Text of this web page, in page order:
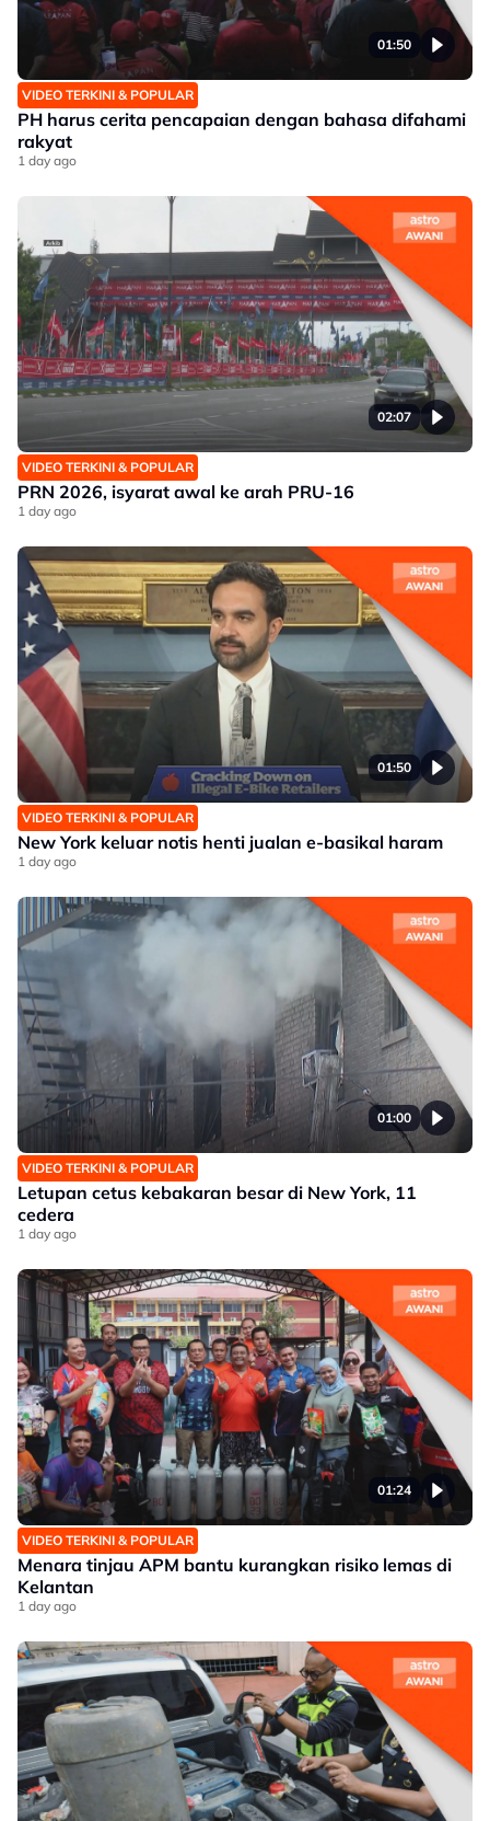
01:50
VIDEO TERKINI & POPULAR
PH harus cerita pencapaian dengan bahasa difahami
rakyat
1 day ago
02:07
VIDEO TERKINI & POPULAR
PRN 2026, isyarat awal ke arah PRU-16
1 day ago
01:50
VIDEO TERKINI & POPULAR
New York keluar notis henti jualan e-basikal haram
1 day ago
01:00
VIDEO TERKINI & POPULAR
Letupan cetus kebakaran besar di New York, 11
cedera
1 day ago
01:24
VIDEO TERKINI & POPULAR
Menara tinjau APM bantu kurangkan risiko lemas di
Kelantan
1 day ago